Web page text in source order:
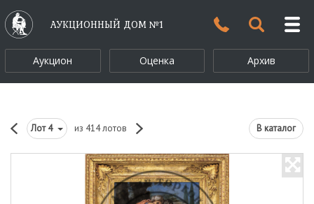
АУКЦИОННЫЙ ДОМ №1
Аукцион Оценка Архив
Лот4 из 414 лотов В каталог